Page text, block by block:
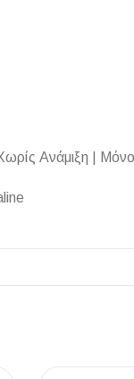
Ανάμιξη |